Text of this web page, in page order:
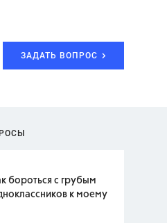
ЗАДАТЬ ВОПРОС
бороться с грубым
к моему